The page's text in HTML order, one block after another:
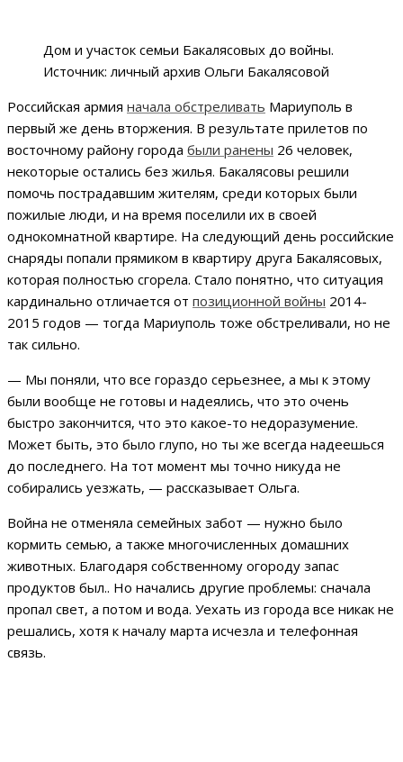
Дом и участок семьи Бакалясовых до войны.
Источник: личный архив Ольги Бакалясовой
Российская армия начала обстреливать Мариуполь в
первый же день вторжения. В результате прилетов по
восточному району города были ранены 26 человек,
некоторые остались без жилья. Бакалясовы решили
помочь пострадавшим жителям, среди которых были
пожилые люди, и на время поселили их в своей
однокомнатной квартире. На следующий день российские
снаряды попали прямиком в квартиру друга Бакалясовых,
которая полностью сгорела. Стало понятно, что ситуация
кардинально отличается от позиционной войны 2014-
2015 годов — тогда Мариуполь тоже обстреливали, но не
так сильно.
— Мы поняли, что все гораздо серьезнее, а мы к этому
были вообще не готовы и надеялись, что это очень
быстро закончится, что это какое-то недоразумение.
Может быть, это было глупо, но ты же всегда надеешься
до последнего. На тот момент мы точно никуда не
собирались уезжать, — рассказывает Ольга.
Война не отменяла семейных забот — нужно было
кормить семью, а также многочисленных домашних
животных. Благодаря собственному огороду запас
продуктов был.. Но начались другие проблемы: сначала
пропал свет, а потом и вода. Уехать из города все никак не
решались, хотя к началу марта исчезла и телефонная
связь.